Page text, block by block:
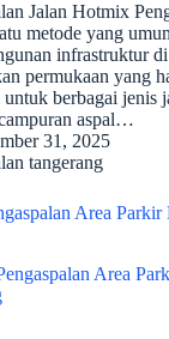
Jalan Hotmix
metode yang
infrastruktur
permukaan yang
berbagai jenis
aspal…
31, 2025
tangerang
Area